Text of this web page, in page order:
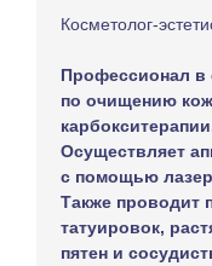
Косметолог-
Профессионал в
по очищению
Осуществляет
с помощью
Также проводит
татуировок,
пятен и